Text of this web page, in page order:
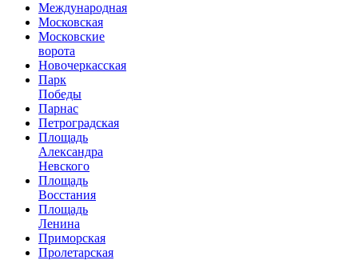
Международная
Московская
Московские
ворота
Новочеркасская
Парк
Победы
Парнас
Петроградская
Площадь
Александра
Невского
Площадь
Восстания
Площадь
Ленина
Приморская
Пролетарская